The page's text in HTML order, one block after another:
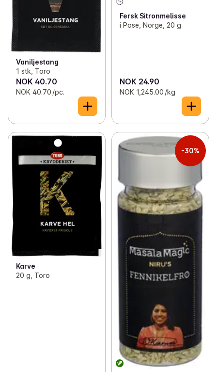
Vaniljestang
1 stk, Toro
NOK 40.70
NOK 40.70 /pc.
Fersk Sitronmelisse
i Pose, Norge, 20 g
NOK 24.90
NOK 1,245.00 /kg
Karve
20 g, Toro
-30%